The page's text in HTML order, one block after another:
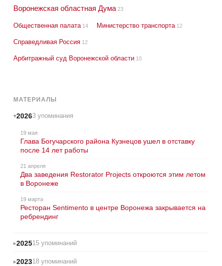
Воронежская областная Дума 23
Общественная палата 14 Министерство транспорта 12
Справедливая Россия 12
Арбитражный суд Воронежской области 10
МАТЕРИАЛЫ
20263 упоминания
19 мая
Глава Богучарского района Кузнецов ушел в отставку
после 14 лет работы
21 апреля
Два заведения Restorator Projects откроются этим летом
в Воронеже
19 марта
Ресторан Sentimento в центре Воронежа закрывается на
ребрендинг
202515 упоминаний
202318 упоминаний